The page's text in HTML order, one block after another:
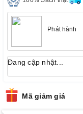
Phát hành
Đang cập nhật...
Mã giảm giá